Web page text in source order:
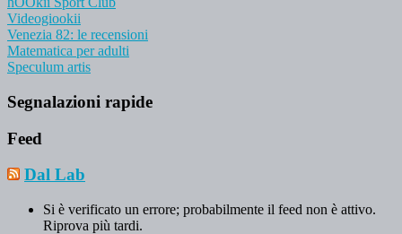
Videogiookii
Venezia 82: le recensioni
Matematica per adulti
Speculum artis
Segnalazioni rapide
Feed
Dal Lab
Si è verificato un errore; probabilmente il feed non è attivo.
Riprova più tardi.